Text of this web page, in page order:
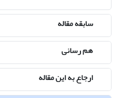
سابقه مقاله
هم رسانی
ارجاع به این مقاله